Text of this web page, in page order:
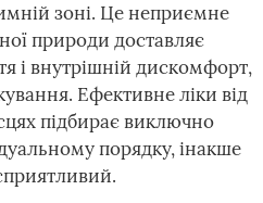
зоні. Це неприємне
природи доставляє
і внутрішній дискомфорт,
Ефективне ліки від
підбирає виключно
порядку, інакше